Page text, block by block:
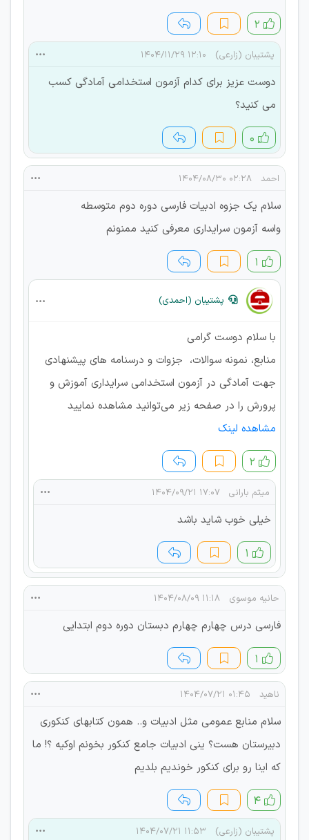
۲
پشتیبان (زارعی) ۱۲:۱۰ ۱۴۰۴/۱۱/۲۹
دوست عزیز برای کدام آزمون استخدامی آمادگی کسب
می کنید؟
۰
احمد ۰۲:۲۸ ۱۴۰۴/۰۸/۳۰
سلام یک جزوه ادبیات فارسی دوره دوم متوسطه
واسه آزمون سرایداری معرفی کنید ممنونم
۱
پشتیبان (احمدی)
با سلام دوست گرامی
منابع، نمونه سوالات، جزوات و درسنامه های پیشنهادی
جهت آمادگی در آزمون استخدامی سرایداری آموزش و
پرورش را در صفحه زیر می‌توانید مشاهده نمایید
مشاهده لینک
۲
میثم بارانی ۱۷:۰۷ ۱۴۰۴/۰۹/۲۱
خیلی خوب شاید باشد
۱
حانیه موسوی ۱۱:۱۸ ۱۴۰۴/۰۸/۰۹
فارسی درس چهارم چهارم دبستان دوره دوم ابتدایی
۱
ناهید ۰۱:۴۵ ۱۴۰۴/۰۷/۲۱
سلام منابع عمومی مثل ادبیات و.. همون کتابهای کنکوری
دبیرستان هست؟ ینی ادبیات جامع کنکور بخونم اوکیه ؟! ما
که اینا رو برای کنکور خوندیم بلدیم
۴
پشتیبان (زارعی) ۱۱:۵۳ ۱۴۰۴/۰۷/۲۱